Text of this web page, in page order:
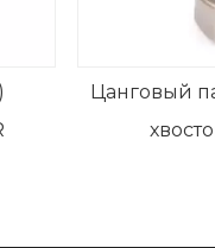
патрон с прямым
ER